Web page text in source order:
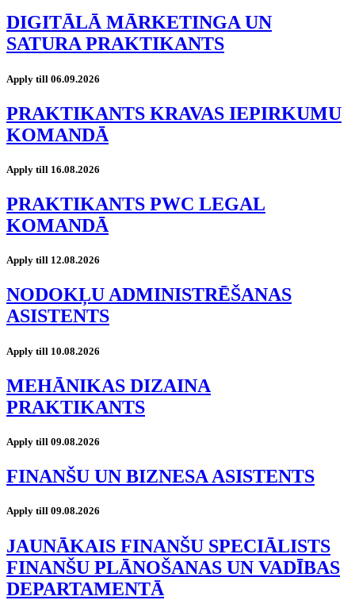
DIGITĀLĀ MĀRKETINGA UN
SATURA PRAKTIKANTS
Apply till 06.09.2026
PRAKTIKANTS KRAVAS IEPIRKUMU
KOMANDĀ
Apply till 16.08.2026
PRAKTIKANTS PWC LEGAL
KOMANDĀ
Apply till 12.08.2026
NODOKĻU ADMINISTRĒŠANAS
ASISTENTS
Apply till 10.08.2026
MEHĀNIKAS DIZAINA
PRAKTIKANTS
Apply till 09.08.2026
FINANŠU UN BIZNESA ASISTENTS
Apply till 09.08.2026
JAUNĀKAIS FINANŠU SPECIĀLISTS
FINANŠU PLĀNOŠANAS UN VADĪBAS
DEPARTAMENTĀ